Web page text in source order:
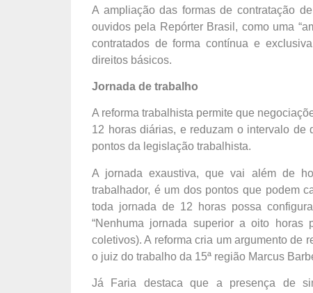
A ampliação das formas de contratação
ouvidos pela Repórter Brasil, como uma
contratados de forma contínua e
direitos básicos.
Jornada de trabalho
A reforma trabalhista permite que
12 horas diárias, e reduzam o intervalo de
pontos da legislação trabalhista.
A jornada exaustiva, que vai além de
trabalhador, é um dos pontos que podem
toda jornada de 12 horas possa
“Nenhuma jornada superior a oito horas
coletivos). A reforma cria um argumento de
o juiz do trabalho da 15ª região Marcus
Já Faria destaca que a presença de